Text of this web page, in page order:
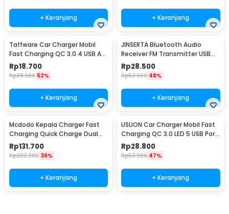
+ Keranjang + Keranjang
Taffware Car Charger Mobil
Fast Charging QC 3.0 4 USB A
Port 7A 35W - BK-358
Rp18.700
Rp38.900 52%
+ Keranjang
JINSERTA Bluetooth Audio
Receiver FM Transmitter USB
Charger - X8
Rp28.500
Rp53.900 48%
+ Keranjang
Mcdodo Kepala Charger Fast
Charging Quick Charge Dual
Port USB 33 W - CH-092
Rp131.700
Rp202.900 36%
+ Keranjang
USLION Car Charger Mobil Fast
Charging QC 3.0 LED 5 USB Port
A 15A 18W - BK-359
Rp28.800
Rp53.900 47%
+ Keranjang